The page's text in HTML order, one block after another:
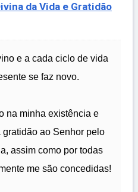
da Vida e Gratidão
e a cada ciclo de vida
se faz novo.
na minha existência e
ao Senhor pelo
assim como por todas
me são concedidas!